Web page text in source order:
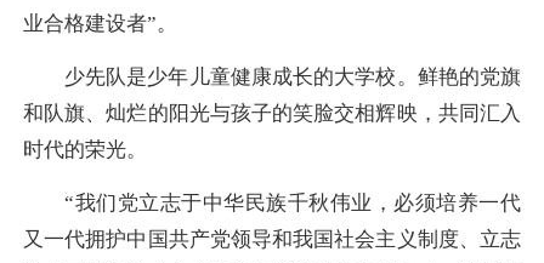
业合格建设者”。
少先队是少年儿童健康成长的大学校。鲜艳的党旗
和队旗、灿烂的阳光与孩子的笑脸交相辉映，共同汇入
时代的荣光。
“我们党立志于中华民族千秋伟业，必须培养一代
又一代拥护中国共产党领导和我国社会主义制度、立志